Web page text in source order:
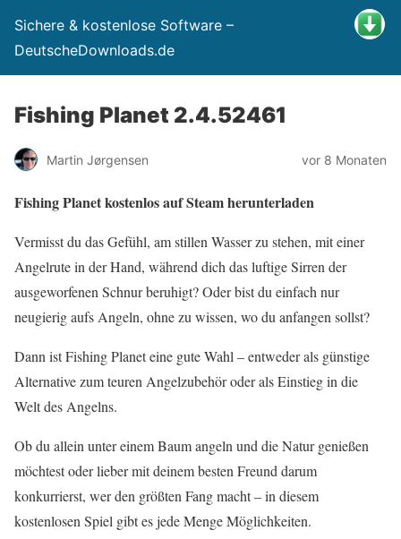
Sichere & kostenlose Software –
DeutscheDownloads.de
Fishing Planet 2.4.52461
Martin Jørgensen vor 8 Monaten
Fishing Planet kostenlos auf Steam herunterladen
Vermisst du das Gefühl, am stillen Wasser zu stehen, mit einer
Angelrute in der Hand, während dich das luftige Sirren der
ausgeworfenen Schnur beruhigt? Oder bist du einfach nur
neugierig aufs Angeln, ohne zu wissen, wo du anfangen sollst?
Dann ist Fishing Planet eine gute Wahl – entweder als günstige
Alternative zum teuren Angelzubehör oder als Einstieg in die
Welt des Angelns.
Ob du allein unter einem Baum angeln und die Natur genießen
möchtest oder lieber mit deinem besten Freund darum
konkurrierst, wer den größten Fang macht – in diesem
kostenlosen Spiel gibt es jede Menge Möglichkeiten.